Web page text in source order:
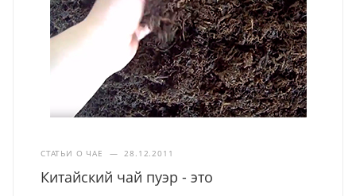
СТАТЬИ О ЧАЕ — 28.12.2011
Китайский чай пуэр - это